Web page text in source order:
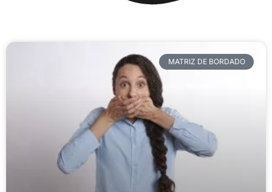
MATRIZ DE BORDADO